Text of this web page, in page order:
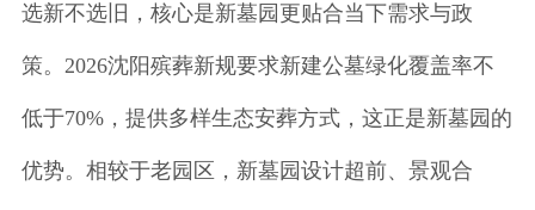
选新不选旧，核心是新墓园更贴合当下需求与政
策。2026沈阳殡葬新规要求新建公墓绿化覆盖率不
低于70%，提供多样生态安葬方式，这正是新墓园的
优势。相较于老园区，新墓园设计超前、景观合